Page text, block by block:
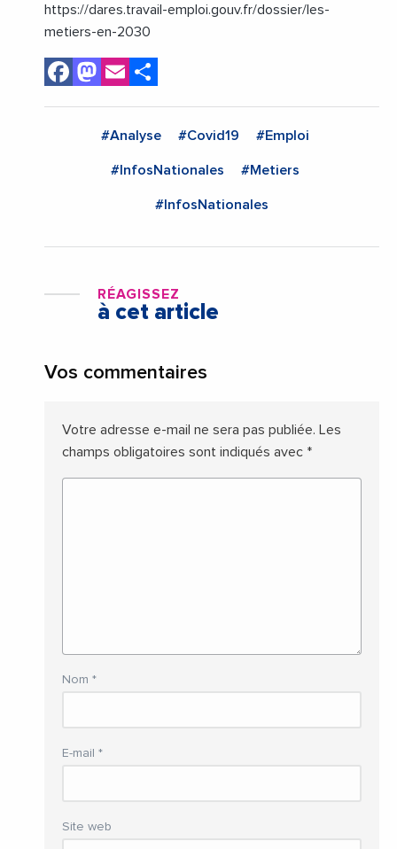
https://dares.travail-emploi.gouv.fr/dossier/les-
metiers-en-2030
Facebook
Mastodon
Email
#Analyse #Covid19 #Emploi
#InfosNationales #Metiers
#InfosNationales
RÉAGISSEZ
à cet article
Vos commentaires
Votre adresse e-mail ne sera pas publiée. Les
champs obligatoires sont indiqués avec *
Nom *
E-mail *
Site web